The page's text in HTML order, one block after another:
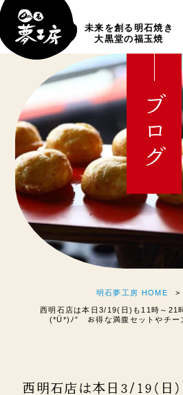
未来を創る明石焼き
大黒堂の福玉焼
ブログ
明石夢工房 HOME
西明石店は本日3/19(日)も11時～21
(*Ü*)ﾉ” お得な満腹セットやチー
西明石店は本日3/19(日)